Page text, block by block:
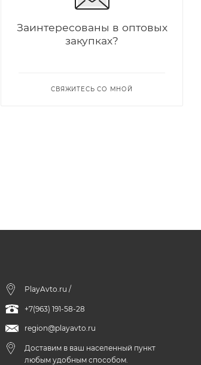
Заинтересованы в оптовых
закупках?
СВЯЖИТЕСЬ СО МНОЙ
PlayAvto.ru /
+7(963) 191-58-28
region@playavto.ru
Доставим в ваш населенный пункт
любым удобным способом.